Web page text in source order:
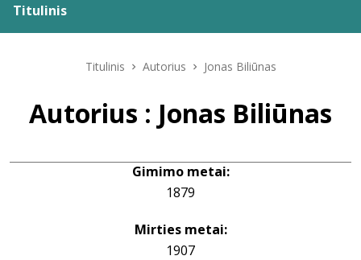
Titulinis
Leidiniai
Titulinis Autorius Jonas Biliūnas
Autorius : Jonas Biliūnas
Gimimo metai:
1879
Mirties metai:
1907